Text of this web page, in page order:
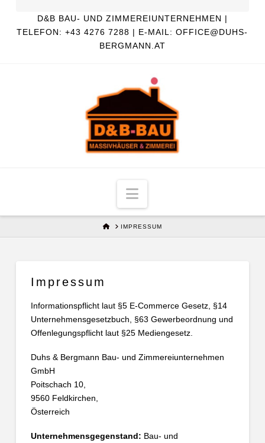
D&B BAU- UND ZIMMEREIUNTERNEHMEN |
TELEFON: +43 4276 7288 | E-MAIL: OFFICE@DUHS-
BERGMANN.AT
Navigation
HOMEIMPRESSUM
Impressum
Informationspflicht laut §5 E-Commerce Gesetz, §14
Unternehmensgesetzbuch, §63 Gewerbeordnung und
Offenlegungspflicht laut §25 Mediengesetz.
Duhs & Bergmann Bau- und Zimmereiunternehmen
GmbH
Poitschach 10,
9560 Feldkirchen,
Österreich
Unternehmensgegenstand: Bau- und